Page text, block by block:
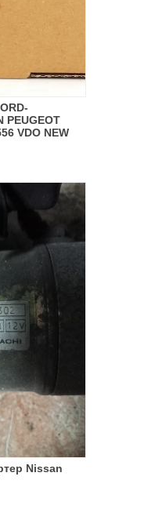
PEUGEOT
VDO NEW
Nissan